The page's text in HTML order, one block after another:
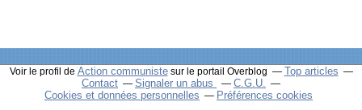
Voir le profil de Action communistesur le portail Overblog
Top articles
Contact
Signaler un abus
C.G.U.
Cookies et données personnelles
Préférences cookies